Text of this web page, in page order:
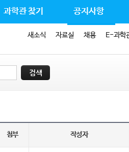
과학관 찾기 공지사항
새소식 자료실 채용 E-과학
첨부 작성자